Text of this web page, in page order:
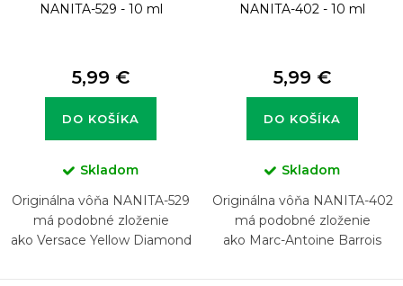
NANITA-529 - 10 ml
5,99 €
DO KOŠÍKA
Skladom
Originálna vôňa NANITA-529
má podobné zloženie
ako Versace Yellow Diamond
NANITA-402 - 10 ml
5,99 €
DO KOŠÍKA
Skladom
Originálna vôňa NANITA-402
má podobné zloženie
ako Marc-Antoine Barrois